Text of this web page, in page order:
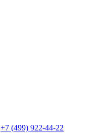
+7 (499) 922-44-22